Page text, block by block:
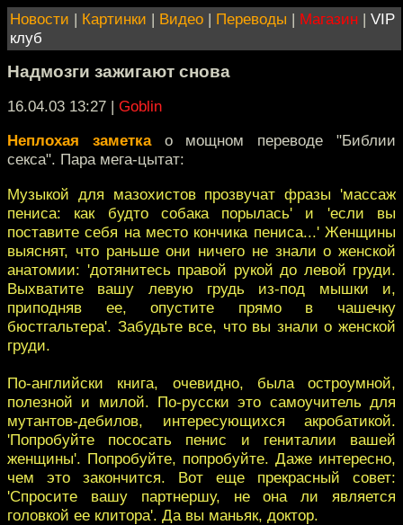
Новости | Картинки | Видео | Переводы | Магазин | VIP
клуб
Надмозги зажигают снова
16.04.03 13:27 | Goblin
Неплохая заметкао мощном переводе "Библии
секса". Пара мега-цытат:
Музыкой для мазохистов прозвучат фразы 'массаж
пениса: как будто собака порылась' и 'если вы
поставите себя на место кончика пениса...' Женщины
выяснят, что раньше они ничего не знали о женской
анатомии: 'дотянитесь правой рукой до левой груди.
Выхватите вашу левую грудь из-под мышки и,
приподняв ее, опустите прямо в чашечку
бюстгальтера'. Забудьте все, что вы знали о женской
груди.
По-английски книга, очевидно, была остроумной,
полезной и милой. По-русски это самоучитель для
мутантов-дебилов, интересующихся акробатикой.
'Попробуйте пососать пенис и гениталии вашей
женщины'. Попробуйте, попробуйте. Даже интересно,
чем это закончится. Вот еще прекрасный совет:
'Спросите вашу партнершу, не она ли является
головкой ее клитора'. Да вы маньяк, доктор.